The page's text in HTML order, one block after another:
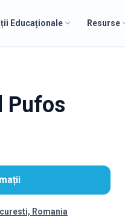
Educaționale Resurse
Pufos
Romania